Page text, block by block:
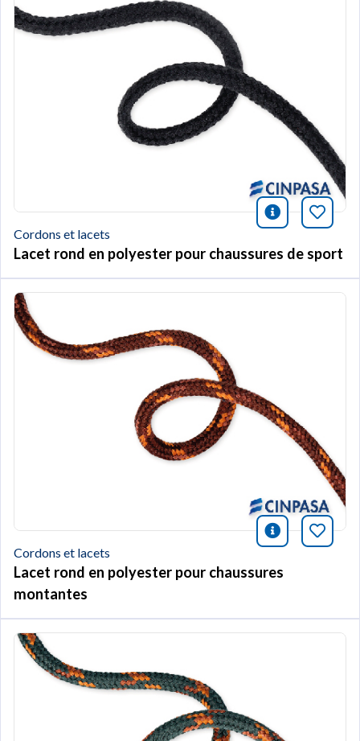
icono
Cordons et lacets
Lacet rond en polyester pour chaussures de sport
icono
Cordons et lacets
Lacet rond en polyester pour chaussures
montantes